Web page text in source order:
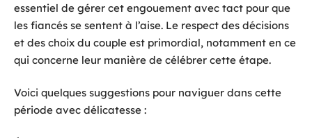
essentiel de gérer cet engouement avec tact pour que
les fiancés se sentent à l’aise. Le respect des décisions
et des choix du couple est primordial, notamment en ce
qui concerne leur manière de célébrer cette étape.
Voici quelques suggestions pour naviguer dans cette
période avec délicatesse :